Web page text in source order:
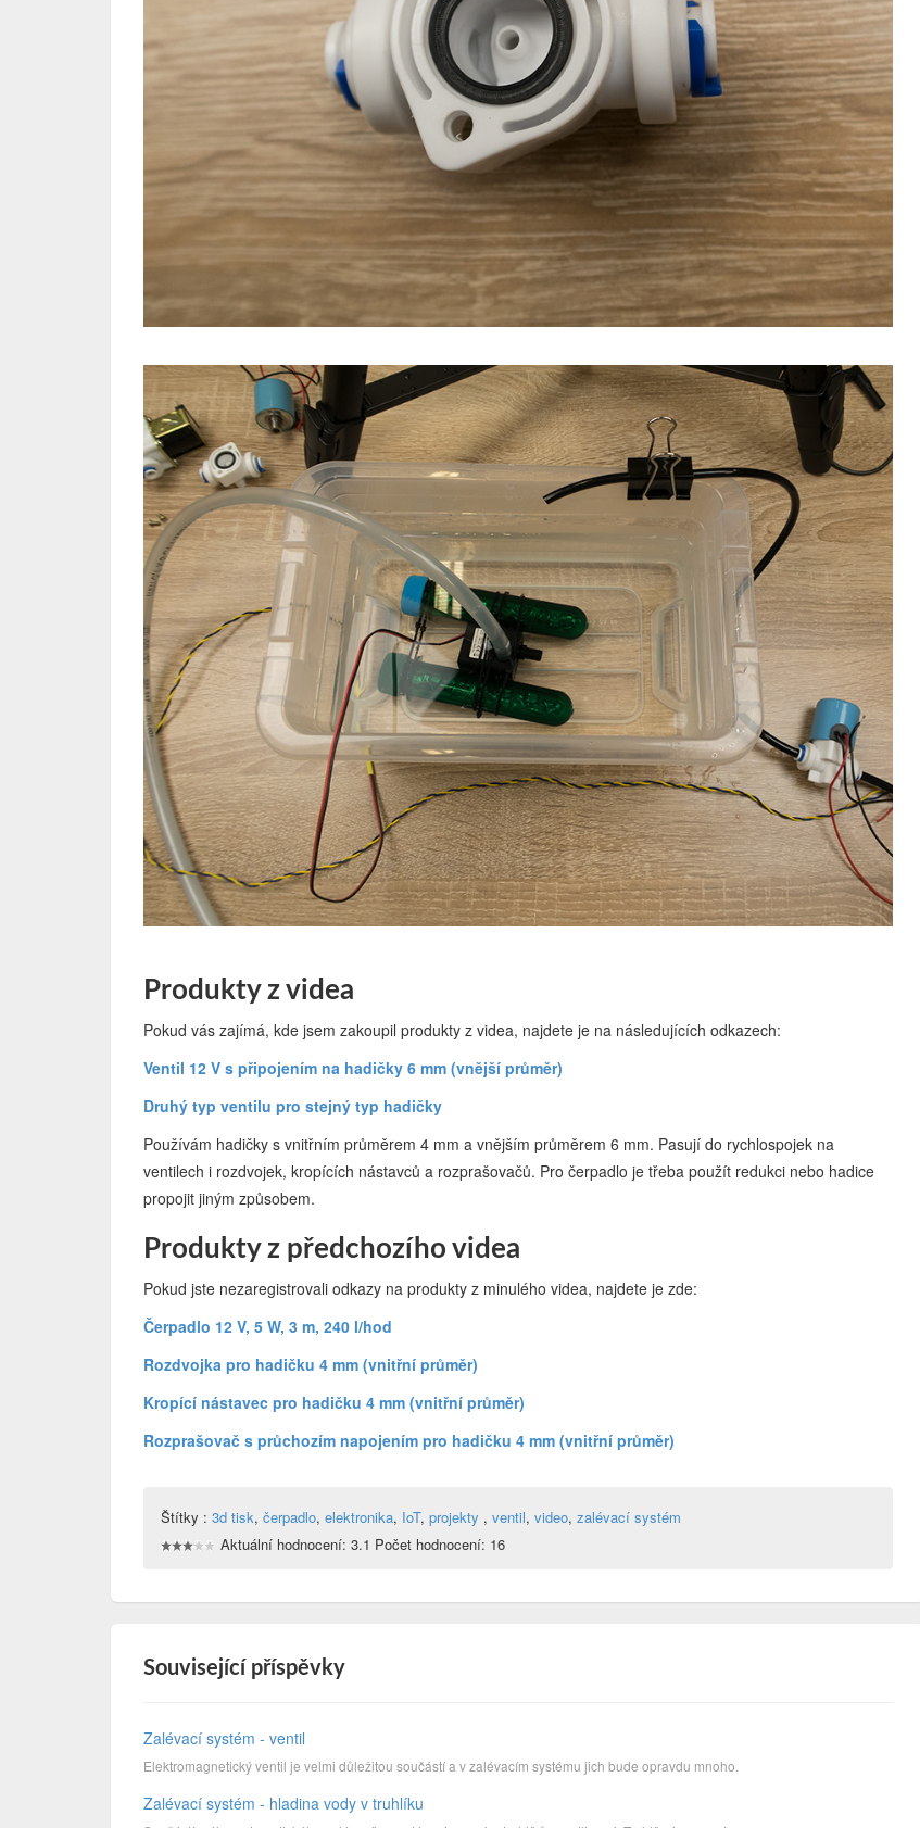
Produkty z videa
Pokud vás zajímá, kde jsem zakoupil produkty z videa, najdete je na následujících odkazech:
Ventil 12 V s připojením na hadičky 6 mm (vnější průměr)
Druhý typ ventilu pro stejný typ hadičky
Používám hadičky s vnitřním průměrem 4 mm a vnějším průměrem 6 mm. Pasují do rychlospojek na
ventilech i rozdvojek, kropících nástavců a rozprašovačů. Pro čerpadlo je třeba použít redukci nebo hadice
propojit jiným způsobem.
Produkty z předchozího videa
Pokud jste nezaregistrovali odkazy na produkty z minulého videa, najdete je zde:
Čerpadlo 12 V, 5 W, 3 m, 240 l/hod
Rozdvojka pro hadičku 4 mm (vnitřní průměr)
Kropící nástavec pro hadičku 4 mm (vnitřní průměr)
Rozprašovač s průchozím napojením pro hadičku 4 mm (vnitřní průměr)
Štítky : 3d tisk, čerpadlo, elektronika, IoT, projekty , ventil, video, zalévací systém
Aktuální hodnocení: 3.1 Počet hodnocení: 16
Související příspěvky
Zalévací systém - ventil
Elektromagnetický ventil je velmi důležitou součástí a v zalévacím systému jich bude opravdu mnoho.
Zalévací systém - hladina vody v truhlíku